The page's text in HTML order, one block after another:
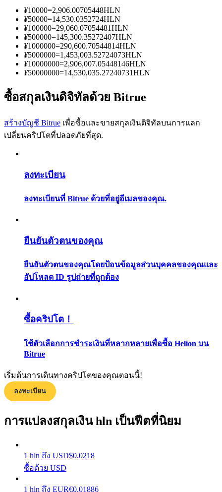
ข้อมูล
การวิเคราะห์ข้อมูลขนาดใหญ่ รวมถึงข้อมูลการค้า ฯลฯ
คู่มือเริ่มต้นฟิวเจอร์ส
กลยุทธ์การซื้อขาย
ได้รับ
¥10000=2,906.00705448HLN
¥50000=14,530.0352724HLN
¥100000=29,060.07054481HLN
¥500000=145,300.35272407HLN
¥1000000=290,600.70544814HLN
¥5000000=1,453,003.52724073HLN
¥10000000=2,906,007.05448146HLN
¥50000000=14,530,035.27240731HLN
ซื้อสกุลเงินดิจิทัลด้วย Bitrue
สร้างบัญชี Bitrue เพื่อซื้อและขายสกุลเงินดิจิทัลบนการแลก
เปลี่ยนคริปโตที่ปลอดภัยที่สุด.
ลงทะเบียน
ลงทะเบียนที่ Bitrue ด้วยที่อยู่อีเมลของคุณ.
ยืนยันตัวตนของคุณ
ยืนยันตัวตนของคุณโดยป้อนข้อมูลส่วนบุคคลของคุณและ
อัปโหลด ID รูปถ่ายที่ถูกต้อง
ซื้อคริปโต！
ใช้ตัวเลือกการชำระเงินที่หลากหลายเพื่อซื้อ Helion บน
Bitrue
เริ่มต้นการเดินทางคริปโตของคุณตอนนี้!
ลงทะเบียน
การแปลงสกุลเงิน hln เป็นฟีตที่นิยม
1 hln ถึง USD$0.0218
ซื้อด้วย USD
1 hln ถึง EUR€0.01886